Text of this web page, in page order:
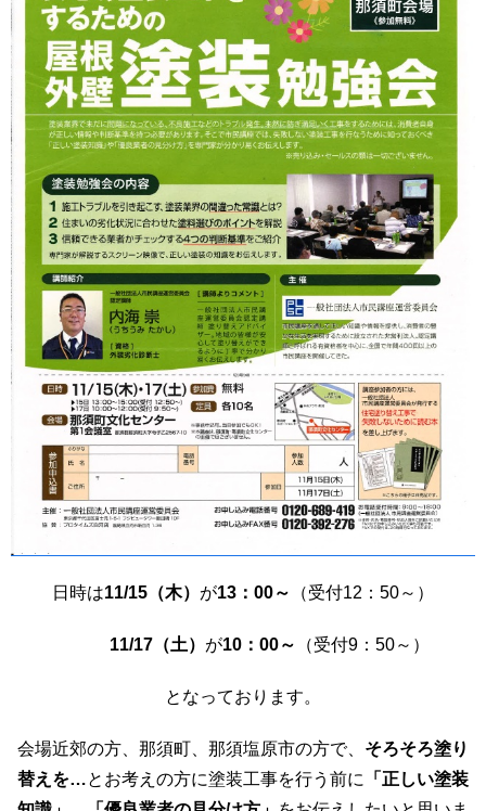
日時は11/15（木） が13：00～ （受付12：50～）
11/17（土） が10：00～ （受付9：50～）
となっております。
会場近郊の方、那須町、那須塩原市の方で、 そろそろ塗り
替えを…とお考えの方に塗装工事を行う前に
「正しい塗装